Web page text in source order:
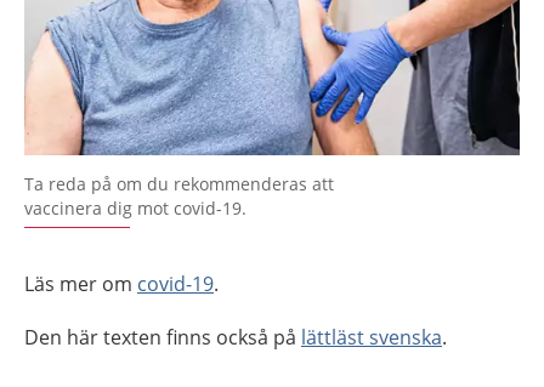
Ta reda på om du rekommenderas att
vaccinera dig mot covid-19.
Läs mer om covid-19.
Den här texten finns också på lättläst svenska.